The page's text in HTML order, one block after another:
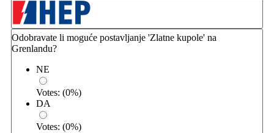
Odobravate li moguće postavljanje 'Zlatne kupole' na
Grenlandu?
NE
Votes: (0%)
DA
Votes: (0%)